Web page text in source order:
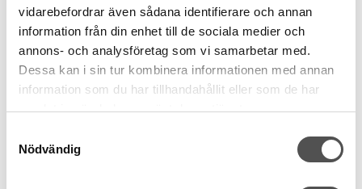
vidarebefordrar även sådana identifierare och annan
information från din enhet till de sociala medier och
annons- och analysföretag som vi samarbetar med.
Dessa kan i sin tur kombinera informationen med annan
information som du har tillhandahållit eller som de har
samlat in när du har använt deras tjänster.
Nödvändig
Linjalguide styr rakt
150 kr
KÖP